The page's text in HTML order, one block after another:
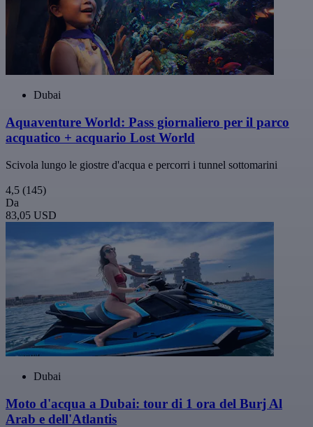
Dubai
Aquaventure World: Pass giornaliero per il parco
acquatico + acquario Lost World
Scivola lungo le giostre d'acqua e percorri i tunnel sottomarini
4,5 (145)
Da
83,05 USD
Dubai
Moto d'acqua a Dubai: tour di 1 ora del Burj Al
Arab e dell'Atlantis